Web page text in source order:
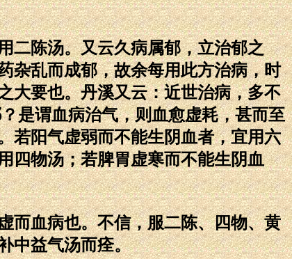
陈汤。又云久病属郁，立治郁之
杂乱而成郁，故余每用此方治病，时
大要也。丹溪又云：近世治病，多不
是谓血病治气，则血愈虚耗，甚而至
若阳气虚弱而不能生阴血者，宜用六
四物汤；若脾胃虚寒而不能生阴血
血病也。不信，服二陈、四物、黄
中益气汤而痊。